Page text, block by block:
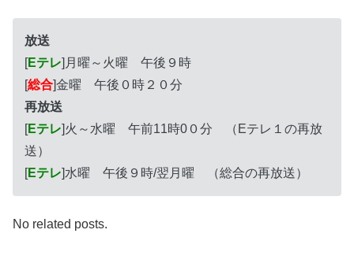
放送
[Eテレ]月曜～火曜 午後９時
[総合]金曜 午後０時２０分
再放送
[Eテレ]火～水曜 午前11時0０分 （Eテレ１の再放
送）
[Eテレ]水曜 午後９時/翌月曜 （総合の再放送）
No related posts.